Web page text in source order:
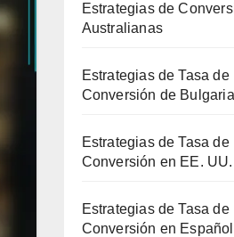
Estrategias de
Australianas
Estrategias de Tasa de
Conversión de Bulgaria
Estrategias de Tasa de
Conversión en EE. UU.
Estrategias de Tasa de
Conversión en Español